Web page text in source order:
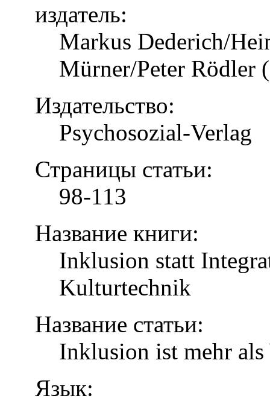
издатель:
Markus Dederich/
Mürner/Peter Rödler
Издательство:
Psychosozial-Verlag
Страницы статьи:
98-113
Название книги:
Inklusion statt
Kulturtechnik
Название статьи:
Inklusion ist mehr
Язык: